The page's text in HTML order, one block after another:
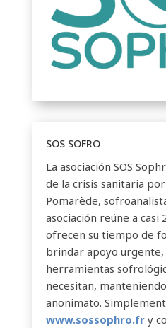
SOS SOFRO
La asociación SOS
de la crisis sanitaria
Pomarède,
asociación reúne a casi
ofrecen su tiempo de
brindar apoyo
herramientas
necesitan,
anonimato.
www.sossophro.fry